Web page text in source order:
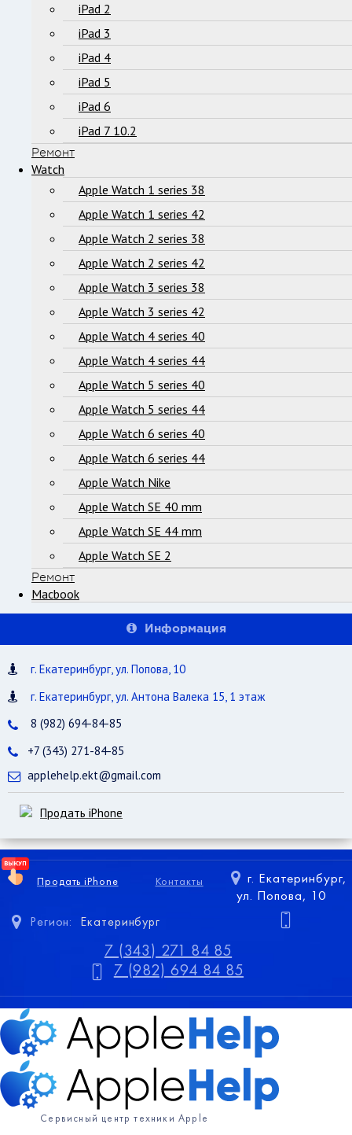
iPad 2
iPad 3
iPad 4
iPad 5
iPad 6
iPad 7 10.2
Ремонт
Watch
Apple Watch 1 series 38
Apple Watch 1 series 42
Apple Watch 2 series 38
Apple Watch 2 series 42
Apple Watch 3 series 38
Apple Watch 3 series 42
Apple Watch 4 series 40
Apple Watch 4 series 44
Apple Watch 5 series 40
Apple Watch 5 series 44
Apple Watch 6 series 40
Apple Watch 6 series 44
Apple Watch Nike
Apple Watch SE 40 mm
Apple Watch SE 44 mm
Apple Watch SE 2
Ремонт
Macbook
Информация
г. Екатеринбург, ул. Попова, 10
г. Екатеринбург, ул. Антона Валека 15, 1 этаж
8 (982) 694-84-85
+7 (343) 271-84-85
applehelp.ekt@gmail.com
Продать iPhone
Продать iPhone Контакты
Регион: Екатеринбург
г. Екатеринбург,
ул. Попова, 10
7 (343) 271 84 85
7 (982) 694 84 85
Сервисный центр техники Apple